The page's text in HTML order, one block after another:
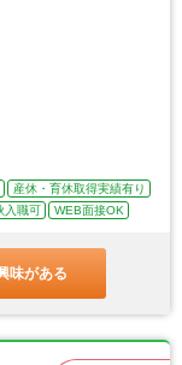
産休・育休取得実績有り
入職可 WEB面接OK
味がある